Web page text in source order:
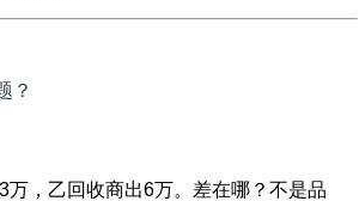
？
万，乙回收商出6万。差在哪？不是品